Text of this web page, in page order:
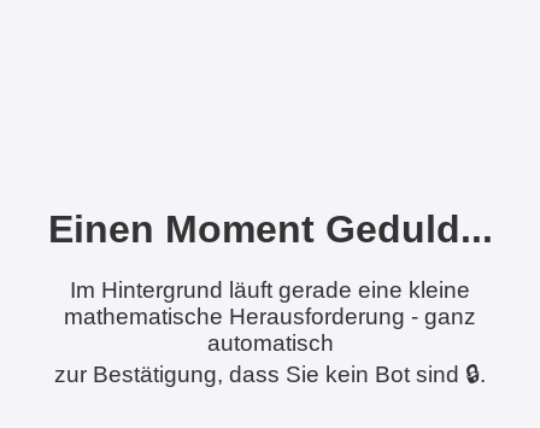
Einen Moment Geduld...
Im Hintergrund läuft gerade eine kleine
mathematische Herausforderung - ganz
automatisch
zur Bestätigung, dass Sie kein Bot sind 🔒.